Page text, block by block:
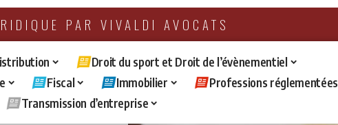
PAR VIVALDI AVOCATS
Droit du sport et Droit de l’évènementiel
Fiscal Immobilier
Professions réglementées
Transmission d’entreprise